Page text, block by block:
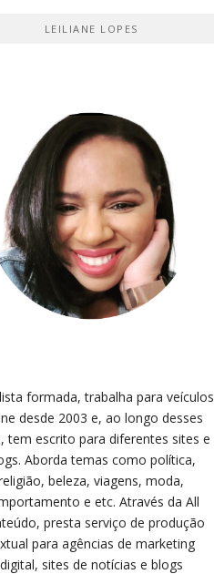
LEILIANE LOPES
formada, trabalha para veículos
desde 2003 e, ao longo desses
tem escrito para diferentes sites e
Aborda temas como política,
beleza, viagens, moda,
e etc. Através da All
presta serviço de produção
para agências de marketing
digital, sites de notícias e blogs